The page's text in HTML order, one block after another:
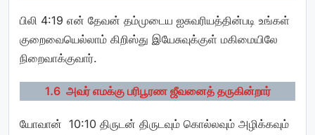
பிலி 4:19 என் தேவன் தம்முடைய ஐசுவரியத்தின்படி உங்கள்
குறைவையெல்லாம் கிறிஸ்து இயேசுவுக்குள் மகிமையிலே
நிறைவாக்குவார்.
1.6 அவர் எமக்கு பரிபூரண ஜீவனைத் தருகின்றார்
யோவான் 10:10 திருடன் திருடவும் கொல்லவும் அழிக்கவும்